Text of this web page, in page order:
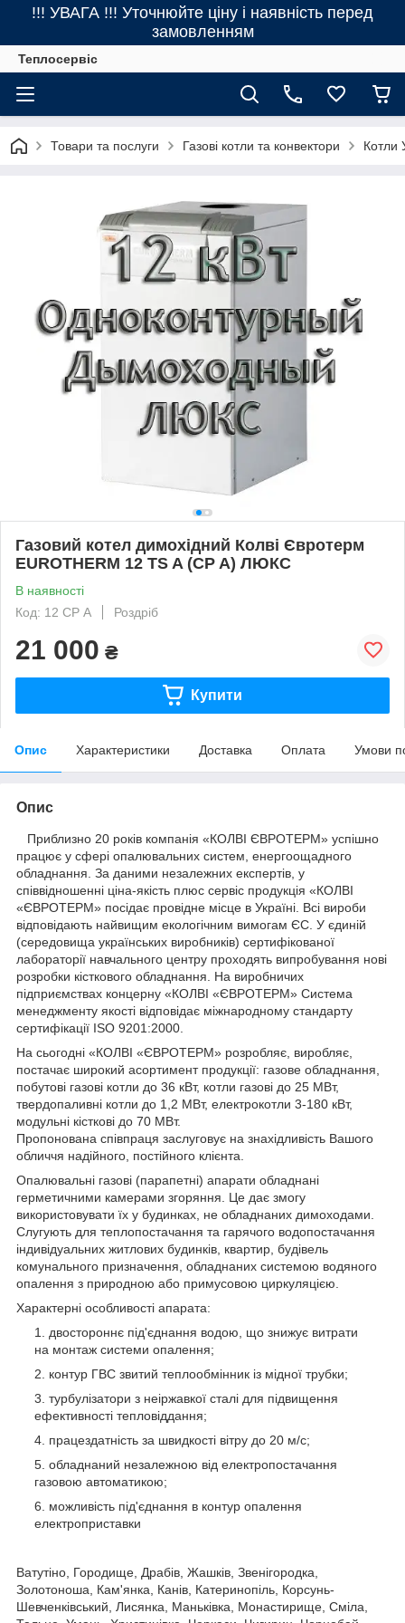
!!! УВАГА !!! Уточнюйте ціну і наявність перед
замовленням
Теплосервіс
Товари та послуги Газові котли та конвектори Котли
Газовий котел димохідний Колві Євротерм
EUROTHERM 12 TS A (CP A) ЛЮКС
В наявності
Код: 12 CP А
Роздріб
21 000 ₴
Купити
Опис Характеристики Доставка Оплата Умови
Опис
Приблизно 20 років компанія «КОЛВІ ЄВРОТЕРМ» успішно
працює у сфері опалювальних систем, енергоощадного
обладнання. За даними незалежних експертів, у
співвідношенні ціна-якість плюс сервіс продукція «КОЛВІ
«ЄВРОТЕРМ» посідає провідне місце в Україні. Всі вироби
відповідають найвищим екологічним вимогам ЄС. У єдиній
(середовища українських виробників) сертифікованої
лабораторії навчального центру проходять випробування нові
розробки кісткового обладнання. На виробничих
підприємствах концерну «КОЛВІ «ЄВРОТЕРМ» Система
менеджменту якості відповідає міжнародному стандарту
сертифікації ISO 9201:2000.
На сьогодні «КОЛВІ «ЄВРОТЕРМ» розробляє, виробляє,
постачає широкий асортимент продукції: газове обладнання,
побутові газові котли до 36 кВт, котли газові до 25 МВт,
твердопаливні котли до 1,2 МВт, електрокотли 3-180 кВт,
модульні кісткові до 70 МВт.
Пропонована співпраця заслуговує на знахідливість Вашого
обличчя надійного, постійного клієнта.
Опалювальні газові (парапетні) апарати обладнані
герметичними камерами згоряння. Це дає змогу
використовувати їх у будинках, не обладнаних димоходами.
Слугують для теплопостачання та гарячого водопостачання
індивідуальних житлових будинків, квартир, будівель
комунального призначення, обладнаних системою водяного
опалення з природною або примусовою циркуляцією.
Характерні особливості апарата:
двостороннє під'єднання водою, що знижує витрати
на монтаж системи опалення;
контур ГВС звитий теплообмінник із мідної трубки;
турбулізатори з неіржавкої сталі для підвищення
ефективності тепловіддання;
працездатність за швидкості вітру до 20 м/с;
обладнаний незалежною від електропостачання
газовою автоматикою;
можливість під'єднання в контур опалення
електроприставки
Ватутіно, Городище, Драбів, Жашків, Звенігородка,
Золотоноша, Кам'янка, Канів, Катеринопіль, Корсунь-
Шевченківський, Лисянка, Маньківка, Монастирище, Сміла,